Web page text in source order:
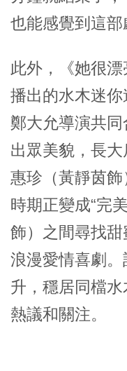
也能感覺到這部
此外，《她很
播出的水木迷你
鄭大允導演共
出眾美貌，長大
惠珍（黃靜茵
時期正變成“完
飾）之間尋找
浪漫愛情喜劇
升，穩居同檔
熱議和關注。